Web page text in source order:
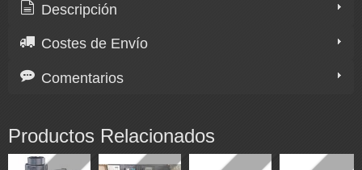
Descripción
Costes de Envío
Comentarios
Productos Relacionados